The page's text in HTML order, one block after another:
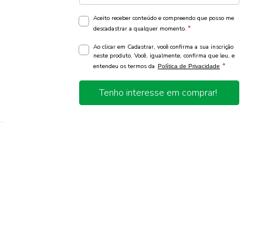
Aceito receber conteúdo e compreendo que posso me
descadastrar a qualquer momento. *
Ao clicar em Cadastrar, você confirma a sua inscrição
neste produto. Você, igualmente, confirma que leu, e
entendeu os termos da Política de Privacidade *
Tenho interesse em comprar!